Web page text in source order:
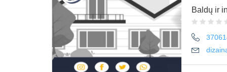
Baldų ir